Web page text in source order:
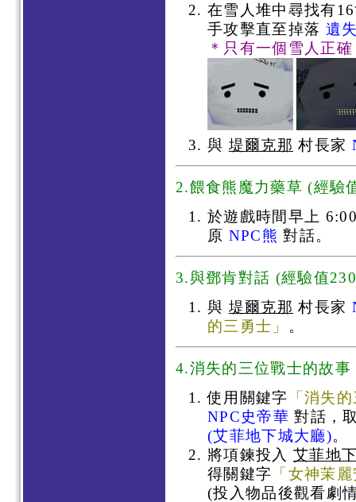
在雪人堆中尋找有
手攻擊直至掉落 遺
＊只有一個雪人正
與 堤爾克那 村長家
2.餵食熊魔力藥草 (經驗
於遊戲時間早上
原 NPC熊 對話。
3.與鄧肯對話 (經驗值
與 堤爾克那 村長家
的三勇士」
。
4.消失的三位戰士的故
使用關鍵字 「消失
NPC史帝華 對話，
(艾菲地下城大廳)。
將項鍊投入艾菲地
得關鍵字 「女神茉
(投入物品後觀看劇